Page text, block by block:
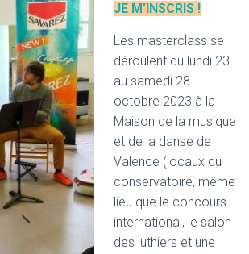
JE M’INSCRIS !
Les masterclass se
déroulent du lundi 23
au samedi 28
octobre 2023 à la
Maison de la musique
et de la danse de
Valence (locaux du
conservatoire, même
lieu que le concours
international, le salon
des luthiers et une